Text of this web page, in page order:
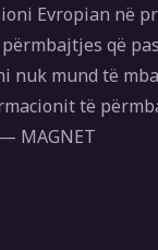
Evropian në
që
nuk mund të
të
MAGNET